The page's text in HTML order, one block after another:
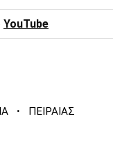
YouTube
· ΠΕΙΡΑΙΑΣ